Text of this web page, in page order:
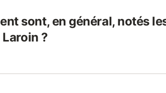
sont, en général, notés
?